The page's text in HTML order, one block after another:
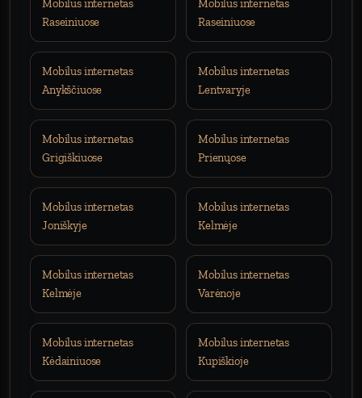
Mobilus internetas
Raseiniuose
Mobilus internetas
Raseiniuose
Mobilus internetas
Anykščiuose
Mobilus internetas
Lentvaryje
Mobilus internetas
Grigiškiuose
Mobilus internetas
Prienųose
Mobilus internetas
Joniškyje
Mobilus internetas
Kelmėje
Mobilus internetas
Kelmėje
Mobilus internetas
Varėnoje
Mobilus internetas
Kėdainiuose
Mobilus internetas
Kupiškioje